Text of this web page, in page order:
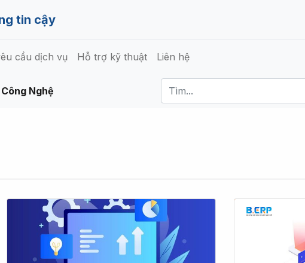
tin cậy
cầu dịch vụ Hỗ trợ kỹ thuật Liên hệ
Nghệ